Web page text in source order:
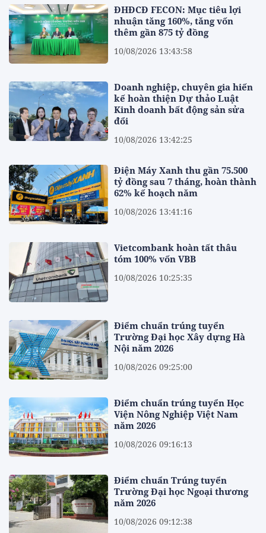
ĐHĐCĐ FECON: Mục tiêu lợi
nhuận tăng 160%, tăng vốn
thêm gần 875 tỷ đồng
10/08/2026 13:43:58
Doanh nghiệp, chuyên gia hiến
kế hoàn thiện Dự thảo Luật
Kinh doanh bất động sản sửa
đổi
10/08/2026 13:42:25
Điện Máy Xanh thu gần 75.500
tỷ đồng sau 7 tháng, hoàn thành
62% kế hoạch năm
10/08/2026 13:41:16
Vietcombank hoàn tất thâu
tóm 100% vốn VBB
10/08/2026 10:25:35
Điểm chuẩn trúng tuyển
Trường Đại học Xây dựng Hà
Nội năm 2026
10/08/2026 09:25:00
Điểm chuẩn trúng tuyển Học
Viện Nông Nghiệp Việt Nam
năm 2026
10/08/2026 09:16:13
Điểm chuẩn Trúng tuyển
Trường Đại học Ngoại thương
năm 2026
10/08/2026 09:12:38